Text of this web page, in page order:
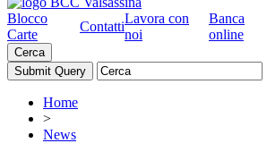
Blocco
Carte
Contatti
Lavora con
noi
Banca
online
Cerca
Home
>
News